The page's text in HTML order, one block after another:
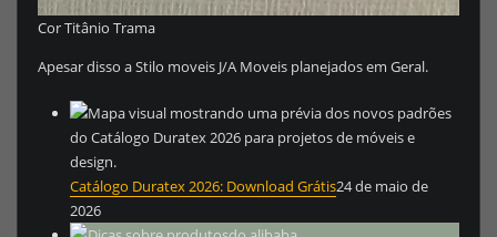
Cor Titânio Trama
Apesar disso a Stilo moveis J/A Moveis planejados em Geral.
Catálogo Duratex 2026: Download Grátis24 de maio de
2026